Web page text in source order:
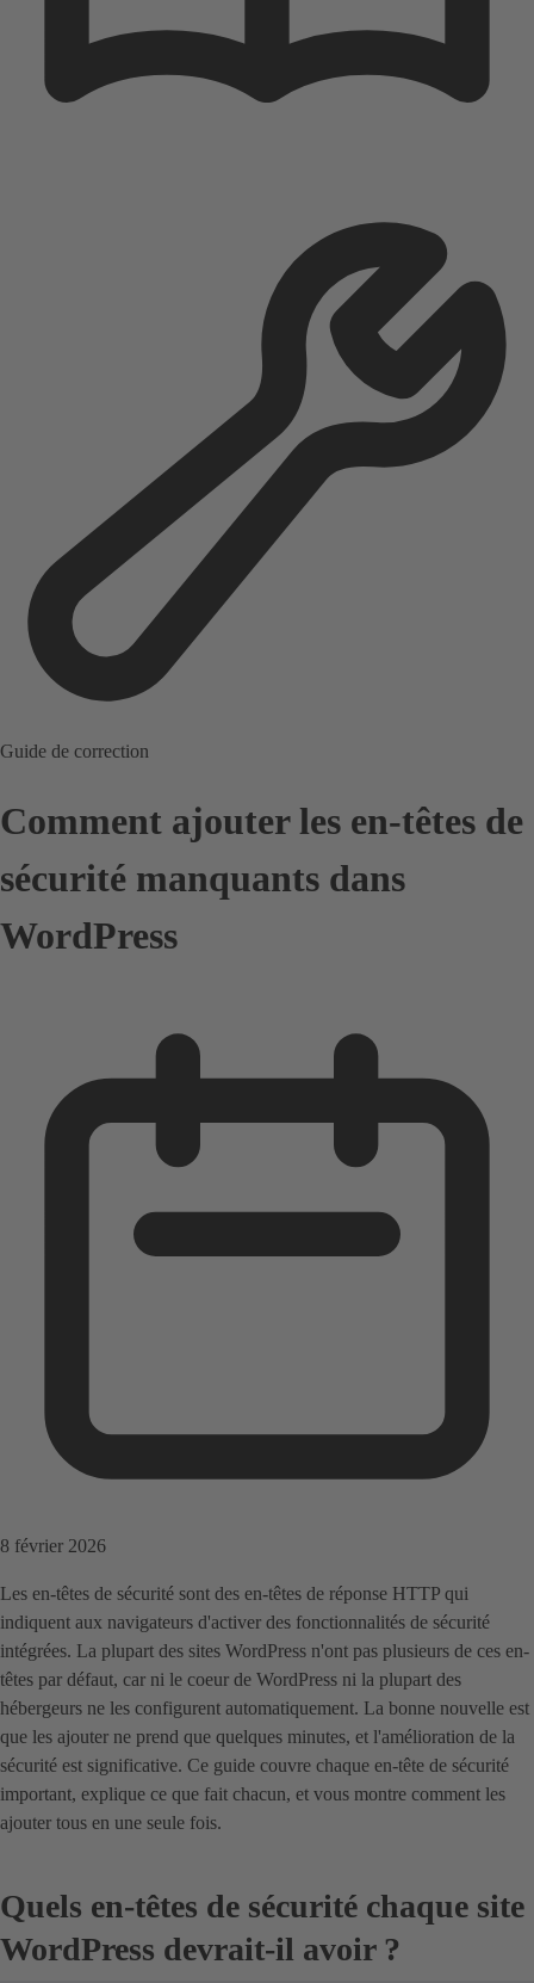
Guide de correction
Comment ajouter les en-têtes de
sécurité manquants dans
WordPress
8 février 2026
Les en-têtes de sécurité sont des en-têtes de réponse HTTP qui
indiquent aux navigateurs d'activer des fonctionnalités de sécurité
intégrées. La plupart des sites WordPress n'ont pas plusieurs de ces en-
têtes par défaut, car ni le coeur de WordPress ni la plupart des
hébergeurs ne les configurent automatiquement. La bonne nouvelle est
que les ajouter ne prend que quelques minutes, et l'amélioration de la
sécurité est significative. Ce guide couvre chaque en-tête de sécurité
important, explique ce que fait chacun, et vous montre comment les
ajouter tous en une seule fois.
Quels en-têtes de sécurité chaque site
WordPress devrait-il avoir ?